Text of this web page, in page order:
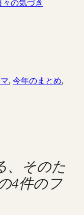
々の気づき
, 今年のまとめ
、そのた
4件のフ